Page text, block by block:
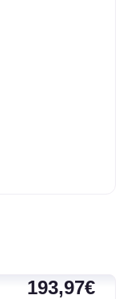
193,97€